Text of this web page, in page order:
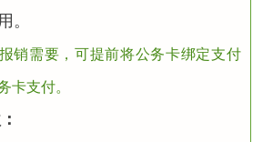
。
销需要，可提前将公务卡绑定支付
卡支付。